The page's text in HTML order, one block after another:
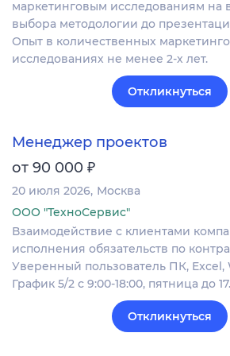
маркетинговым исследованиям на
выбора методологии до
Опыт в количественных
исследованиях не менее 2-х лет.
Откликнуться
Менеджер проектов
от 90 000 ₽
20 июля 2026 Москва
ООО "ТехноСервис"
Взаимодействие с клиентами
исполнения обязательств по
Уверенный пользователь ПК, Excel,
График 5/2 с 9:00-18:00, пятница до
Откликнуться